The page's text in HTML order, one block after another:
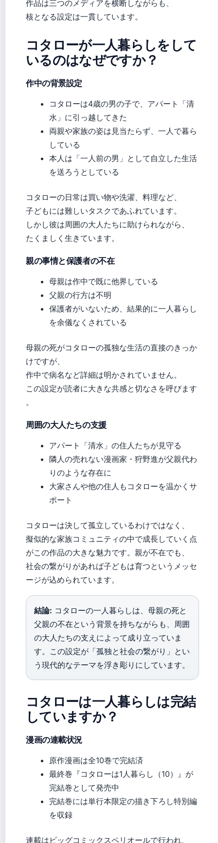
作品は三つのメディアを横断しながらも、
核となる設定は一貫しています。
コタローが一人暮らしをして
いるのはなぜですか？
作中の背景設定
コタローは4歳の男の子で、アパート「清
水」に引っ越してきた
両親や家族の姿は見当たらず、一人で暮ら
している
本人は「一人前の男」として自立した生活
を送ろうとしている
コタローの日常は買い物や洗濯、料理など、
子どもには難しいタスクであふれています。
しかし彼は周囲の大人たちに助けられながら、
たくましく生きています。
親の事情と保護者の不在
母親は作中で既に他界している
父親の行方は不明
保護者がいないため、結果的に一人暮らし
を余儀なくされている
母親の死がコタローの孤独な生活の直接のきっか
けですが、
作中で病名など詳細は明かされていません。
この設定が読者に大きな共感と切なさを呼びます
。
周囲の大人たちの支援
アパート「清水」の住人たちが見守る
隣人の売れない漫画家・狩野進が父親代わ
りのような存在に
大家さんや他の住人もコタローを温かくサ
ポート
コタローは決して孤立しているわけではなく、
擬似的な家族コミュニティの中で成長していく点
がこの作品の大きな魅力です。親が不在でも、
社会の繋がりがあれば子どもは育つというメッセ
ージが込められています。
結論: コタローの一人暮らしは、母親の死と
父親の不在という背景を持ちながらも、周囲
の大人たちの支えによって成り立っていま
す。この設定が「孤独と社会の繋がり」とい
う現代的なテーマを浮き彫りにしています。
コタローは一人暮らしは完結
していますか？
漫画の連載状況
原作漫画は全10巻で完結済
最終巻『コタローは1人暮らし（10）』が
完結巻として発売中
完結巻には単行本限定の描き下ろし特別編
を収録
連載はビッグコミックスペリオールで行われ、